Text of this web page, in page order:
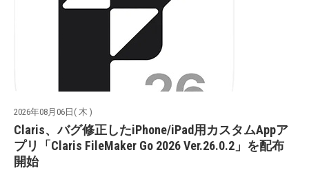
2026年08月06日( 木 )
Claris、バグ修正したiPhone/iPad用カスタムAppア
プリ「Claris FileMaker Go 2026 Ver.26.0.2」を配布
開始